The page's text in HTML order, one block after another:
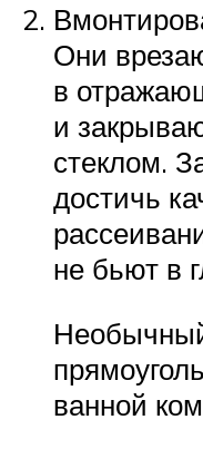
Они
в
и
стеклом.
достичь
не бьют в
ванной